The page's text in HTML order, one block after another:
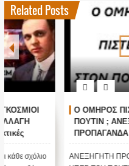
Related Posts
Ο ΟΜΗΡΟΣ ΠΙΣΤΕΥΕΙ ΣΤΟΝ
ΠΟΥΤΙΝ ; ΑΝΕΞΗΓΗΤΗ
ΠΡΟΠΑΓΑΝΔΑ ΥΠΕΡ ΤΟΥ
ΠΟΥΤΙΝ;
ΑΝΕΞΗΓΗΤΗ ΠΡΟΠΑΓΑΝΔΑ